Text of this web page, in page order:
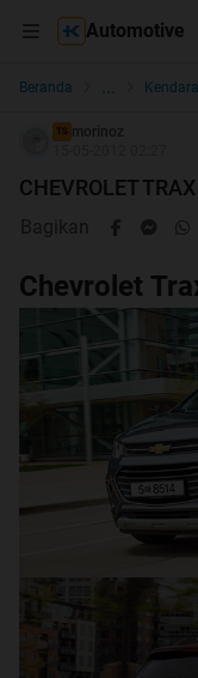
Automotive
Beranda ...
TS morinoz
CHEVROLET
Bagikan
Chevrolet